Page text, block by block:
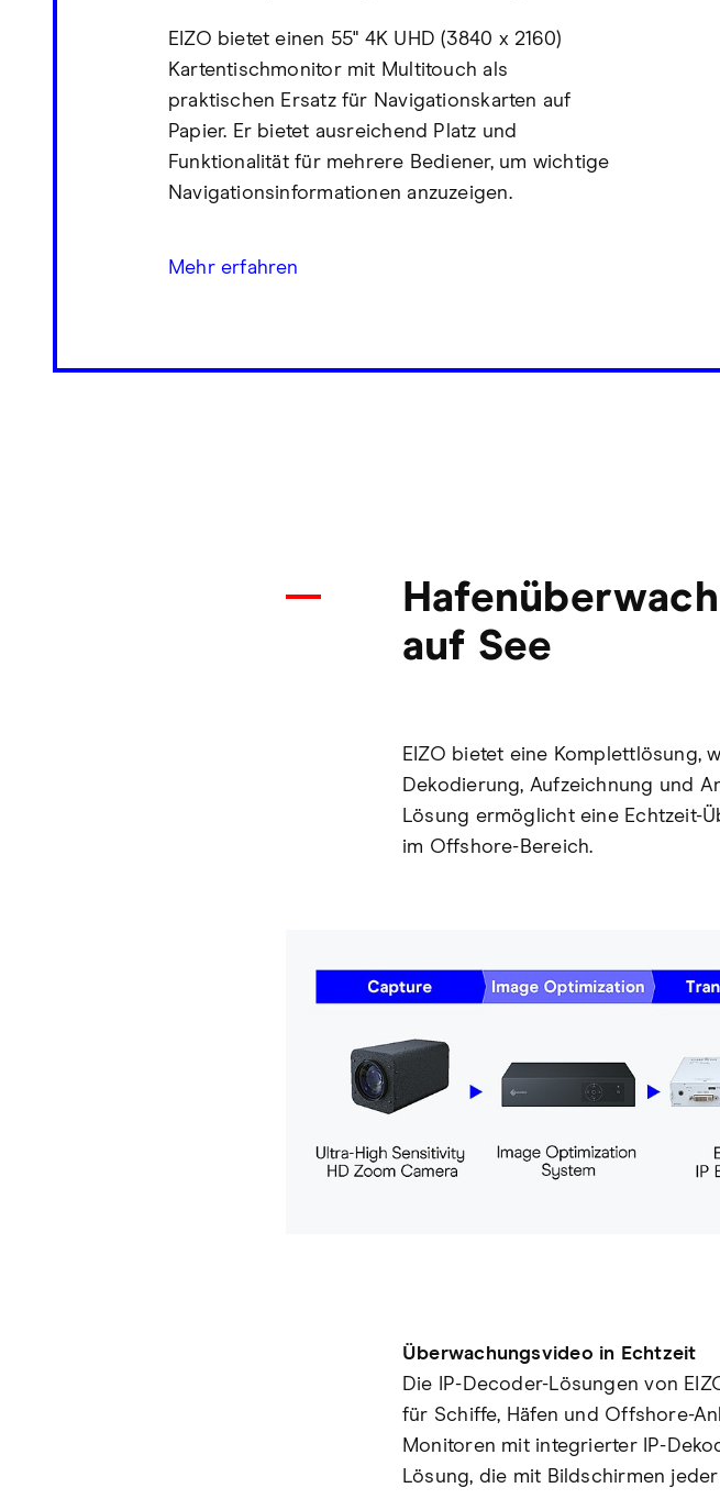
EIZO bietet einen 55" 4K UHD (3840 x 2160)
Kartentischmonitor mit Multitouch als
praktischen Ersatz für Navigationskarten auf
Papier. Er bietet ausreichend Platz und
Funktionalität für mehrere Bediener, um wichtige
Navigationsinformationen anzuzeigen.
Mehr erfahren
auf See
EIZO bietet eine Komplettlösung,
Dekodierung, Aufzeichnung und
Lösung ermöglicht eine Echtzeit-
im Offshore-Bereich.
Überwachungsvideo in Echtzeit
Die IP-Decoder-Lösungen von
für Schiffe, Häfen und Offshore-
Monitoren mit integrierter IP-
Lösung, die mit Bildschirmen